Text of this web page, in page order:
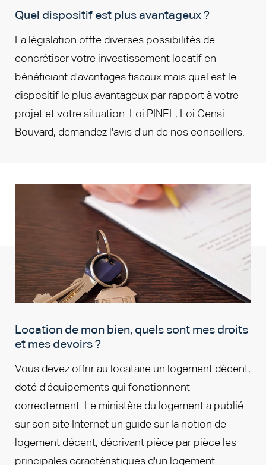
Quel dispositif est plus avantageux ?
La législation offfe diverses possibilités de
concrétiser votre investissement locatif en
bénéficiant d'avantages fiscaux mais quel est le
dispositif le plus avantageux par rapport à votre
projet et votre situation. Loi PINEL, Loi Censi-
Bouvard, demandez l'avis d'un de nos conseillers.
Location de mon bien, quels sont mes droits
et mes devoirs ?
Vous devez offrir au locataire un logement décent,
doté d'équipements qui fonctionnent
correctement. Le ministère du logement a publié
sur son site Internet un guide sur la notion de
logement décent, décrivant pièce par pièce les
principales caractéristiques d'un logement